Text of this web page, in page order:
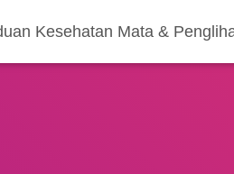
Kesehatan Mata &